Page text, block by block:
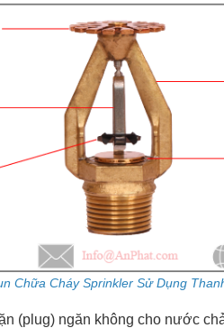
Chữa Cháy Sprinkler Sử Dụng
(plug) ngăn không cho nước